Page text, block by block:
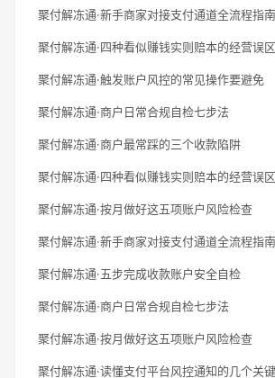
聚付解冻通·新手商家对接支付通道全流程指南
聚付解冻通·四种看似赚钱实则赔本的经营误区
聚付解冻通·触发账户风控的常见操作要避免
聚付解冻通·商户日常合规自检七步法
聚付解冻通·商户最常踩的三个收款陷阱
聚付解冻通·四种看似赚钱实则赔本的经营误区
聚付解冻通·按月做好这五项账户风险检查
聚付解冻通·新手商家对接支付通道全流程指南
聚付解冻通·五步完成收款账户安全自检
聚付解冻通·商户日常合规自检七步法
聚付解冻通·按月做好这五项账户风险检查
聚付解冻通·读懂支付平台风控通知的几个关